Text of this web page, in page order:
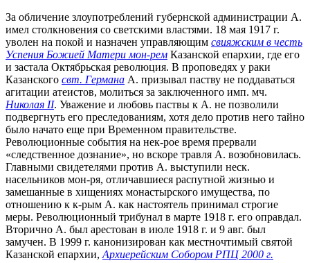
За обличение злоупотреблений губернской администрации А.
имел столкновения со светскими властями. 18 мая 1917 г.
уволен на покой и назначен управляющим свияжским в честь
Успения Божией Матери мон-рем Казанской епархии, где его
и застала Октябрьская революция. В проповедях у раки
Казанского свт. Германа А. призывал паству не поддаваться
агитации атеистов, молиться за заключенного имп. мч.
Николая II. Уважение и любовь паствы к А. не позволили
подвергнуть его преследованиям, хотя дело против него тайно
было начато еще при Временном правительстве.
Революционные события на нек-рое время прервали
«следственное дознание», но вскоре травля А. возобновилась.
Главными свидетелями против А. выступили неск.
насельников мон-ря, отличавшиеся распутной жизнью и
замешанные в хищениях монастырского имущества, по
отношению к к-рым А. как настоятель принимал строгие
меры. Революционный трибунал в марте 1918 г. его оправдал.
Вторично А. был арестован в июле 1918 г. и 9 авг. был
замучен. В 1999 г. канонизирован как местночтимый святой
Казанской епархии, Архиерейским Собором РПЦ 2000 г.